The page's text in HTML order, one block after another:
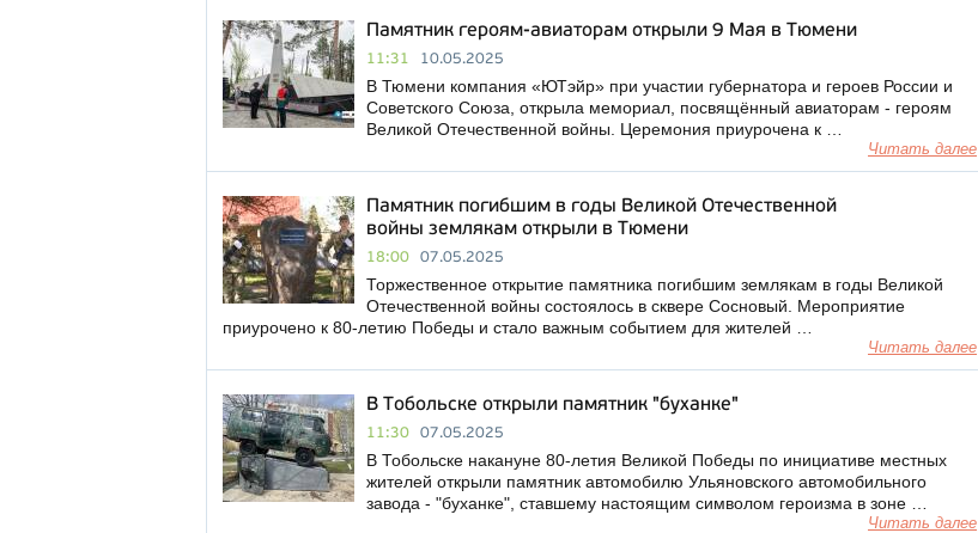
Памятник героям-авиаторам открыли 9 Мая в Тюмени
11:31 10.05.2025
В Тюмени компания «ЮТэйр» при участии губернатора и героев России и
Советского Союза, открыла мемориал, посвящённый авиаторам - героям
Великой Отечественной войны. Церемония приурочена к …
Читать далее
Памятник погибшим в годы Великой Отечественной
войны землякам открыли в Тюмени
18:00 07.05.2025
Торжественное открытие памятника погибшим землякам в годы Великой
Отечественной войны состоялось в сквере Сосновый. Мероприятие
приурочено к 80-летию Победы и стало важным событием для жителей …
Читать далее
В Тобольске открыли памятник "буханке"
11:30 07.05.2025
В Тобольске накануне 80-летия Великой Победы по инициативе местных
жителей открыли памятник автомобилю Ульяновского автомобильного
завода - "буханке", ставшему настоящим символом героизма в зоне …
Читать далее